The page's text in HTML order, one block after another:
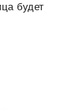
будет